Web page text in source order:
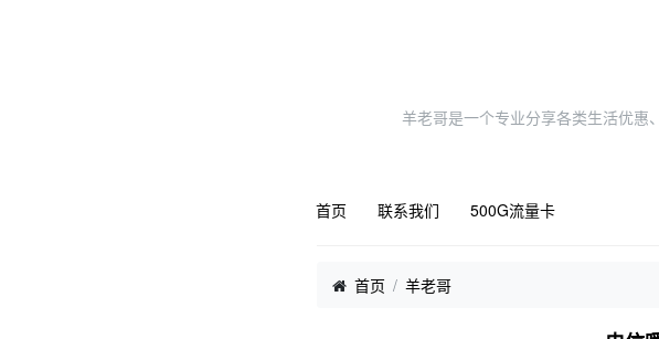
羊老哥是一个专业分享各类生活优惠
首页 联系我们 500G流量卡
首页 羊老哥